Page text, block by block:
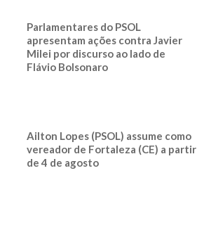
Parlamentares do PSOL
apresentam ações contra Javier
Milei por discurso ao lado de
Flávio Bolsonaro
Ailton Lopes (PSOL) assume como
vereador de Fortaleza (CE) a partir
de 4 de agosto